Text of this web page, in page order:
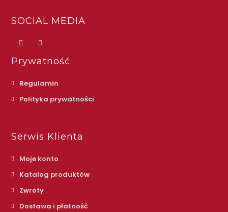
SOCIAL MEDIA
Prywatność
Regulamin
Polityka prywatności
Serwis Klienta
Moje konto
Katalog produktów
Zwroty
Dostawa i płatność